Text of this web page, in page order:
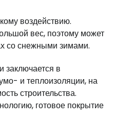
воздействию.
вес, поэтому может
со снежными зимами.
заключается в
и теплоизоляции, на
строительства.
готовое покрытие